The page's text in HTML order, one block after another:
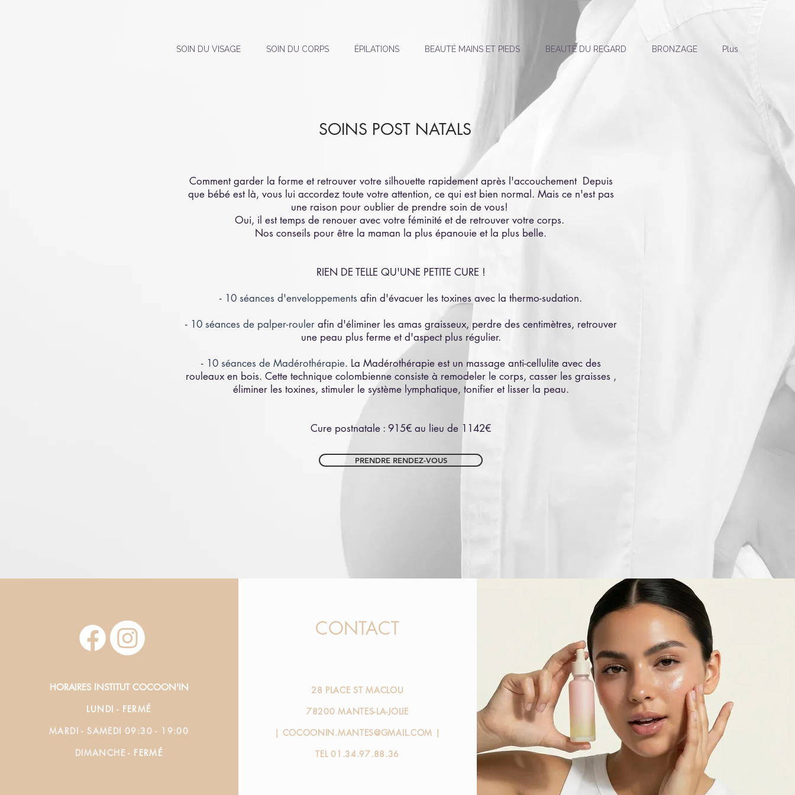
SOIN DU VISAGE SOIN DU CORPS ÉPILATIONS BEAUTÉ MAINS ET PIEDS BEAUTÉ DU REGARD BRONZAGE Plus
SOINS POST NATALS
Comment garder la forme et retrouver votre silhouette rapidement après l'accouchement Depuis
que bébé est là, vous lui accordez toute votre attention, ce qui est bien normal. Mais ce n'est pas
une raison pour oublier de prendre soin de vous!
Oui, il est temps de renouer avec votre féminité et de retrouver votre corps.
Nos conseils pour être la maman la plus épanouie et la plus belle.
RIEN DE TELLE QU'UNE PETITE CURE !
- 10 séances d'enveloppements afin d'évacuer les toxines avec la thermo-sudation.
- 10 séances de palper-rouler afin d'éliminer les amas graisseux, perdre des centimètres, retrouver
une peau plus ferme et d'aspect plus régulier.
- 10 séances de Madérothérapie. La Madérothérapie est un massage anti-cellulite avec des
rouleaux en bois. Cette technique colombienne consiste à remodeler le corps, casser les graisses ,
éliminer les toxines, stimuler le système lymphatique, tonifier et lisser la peau.
Cure postnatale : 915€ au lieu de 1142€
PRENDRE RENDEZ-VOUS
HORAIRES INSTITUT COCOON'IN
LUNDI - FERMÉ
MARDI - SAMEDI 09:30 - 19:00
DIMANCHE - FERMÉ
CONTACT
28 PLACE ST MACLOU
78200 MANTES-LA-JOLIE
| COCOONIN.MANTES@GMAIL.COM |
TEL 01.34.97.88.36